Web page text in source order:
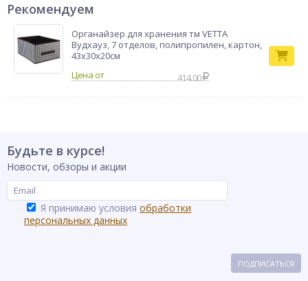
Рекомендуем
Органайзер для хранения тм VETTA
Вудхауз, 7 отделов, полипропилен, картон,
43x30x20см
414.00
Будьте в курсе!
Новости, обзоры и акции
Я принимаю условия обработки
персональных данных
ПОДПИСАТЬСЯ